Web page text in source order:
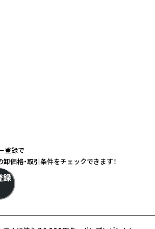
登録で
卸価格・取引条件をチェックできます！
録